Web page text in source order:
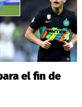
el fin de